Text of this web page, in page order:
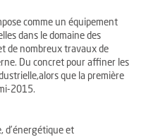
comme un équipement
dans le domaine des
de nombreux travaux de
Du concret pour affiner les
que la première
2015.
d’énergétique et